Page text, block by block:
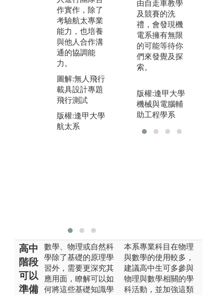
作實作，除了
考驗航太專業
能力，也培養
與他人合作溝
通的協調能
力。
圖解:無人飛行
載具設計專題
飛行測試
版權:逢甲大學
航太系
興趣並累積航
太實務經驗。
本系實驗室包
含風洞實驗
室、控制與機
電系統實驗
室、結構實驗
動機實習室
等。
圖解:航太風洞
實驗
由自走車教學
及競賽的洗
禮，會發現機
電系擁有無限
的可能等待你
們來發覺及探
索。
版權:逢甲大學
機械與電腦輔
助工程學系
高中
階段
可以
準備
數學、物理或自然科
學除了基礎的原理學
習外，需要更深究其
應用面，瞭解可以如
何將這些基礎知識學
本系專業科目在物理
與數學的使用較多，
建議高中生可多參與
物理與數學相關的學
科活動，並加強這類